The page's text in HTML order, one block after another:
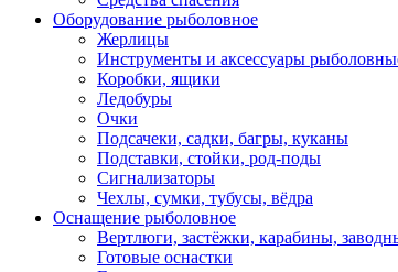
Оборудование рыболовное
Жерлицы
Инструменты и аксессуары
Коробки, ящики
Ледобуры
Очки
Подсачеки, садки, багры, куканы
Подставки, стойки, род-поды
Сигнализаторы
Чехлы, сумки, тубусы, вёдра
Оснащение рыболовное
Вертлюги, застёжки, карабины,
Готовые оснастки